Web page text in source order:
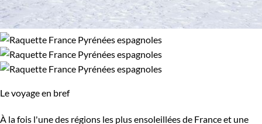
Le voyage en bref
À la fois l'une des régions les plus ensoleillées de France et une